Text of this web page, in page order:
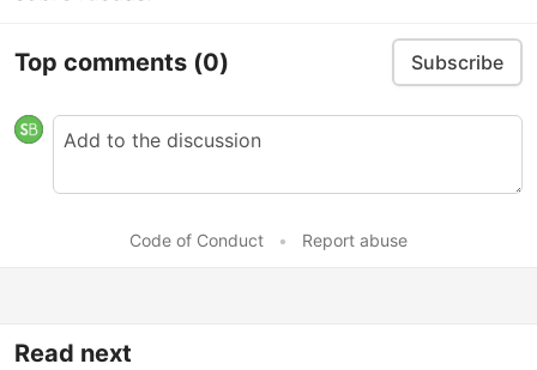
Top comments (0) Subscribe
Code of Conduct • Report abuse
Read next